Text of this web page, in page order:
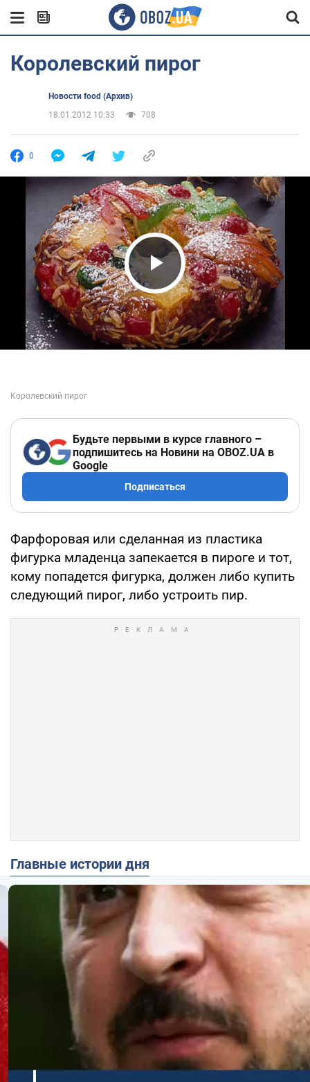
Королевский пирог
Новости food (Архив)
18.01.2012 10:33
708
0
Play Video
Будьте первыми в курсе главного –
подпишитесь на Новини на OBOZ.UA в
Google
Подписаться
Фарфоровая или сделанная из пластика
фигурка младенца запекается в пироге и тот,
кому попадется фигурка, должен либо купить
следующий пирог, либо устроить пир.
Главные истории дня